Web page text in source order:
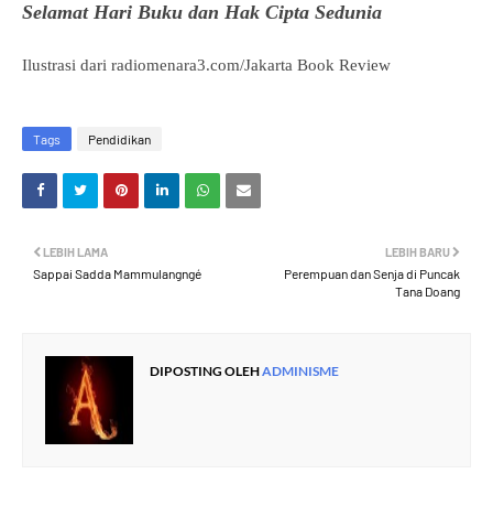
Selamat Hari Buku dan Hak Cipta Sedunia
Ilustrasi dari radiomenara3.com/Jakarta Book Review
Tags Pendidikan
LEBIH BARU
Perempuan dan Senja di Puncak
Tana Doang
LEBIH LAMA
Sappai Sadda Mammulangngé
DIPOSTING OLEHADMINISME